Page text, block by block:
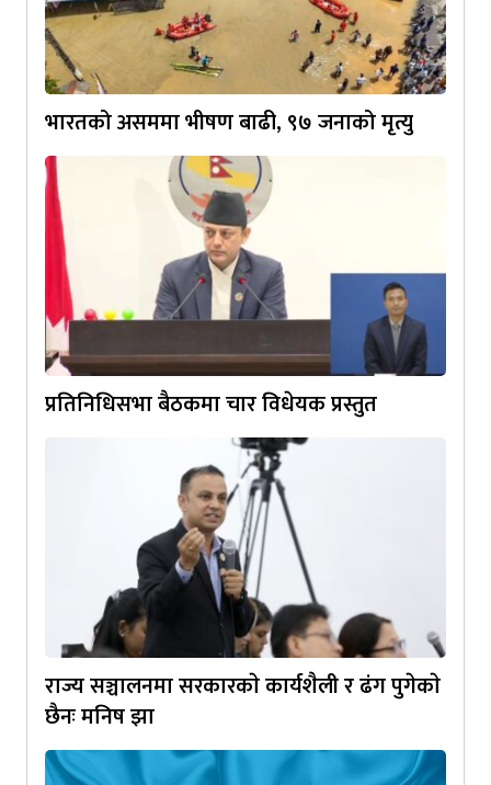
भारतको असममा भीषण बाढी, ९७ जनाको मृत्यु
प्रतिनिधिसभा बैठकमा चार विधेयक प्रस्तुत
राज्य सञ्चालनमा सरकारकाे कार्यशैली र ढंग पुगेकाे
छैनः मनिष झा